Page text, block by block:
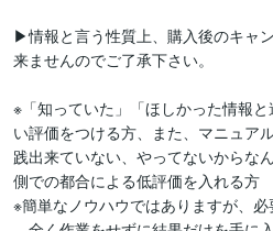
▶情報と言う性質上、購入後のキャ
来ませんのでご了承下さい。
※「知っていた」「ほしかった情報
い評価をつける方、また、マニュア
践出来ていない、やってないからな
側での都合による低評価を入れる方
※簡単なノウハウではありますが、必